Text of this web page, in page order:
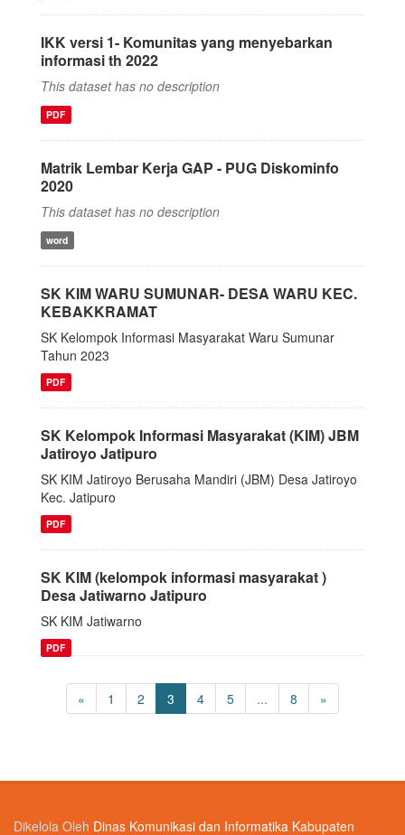
IKK versi 1- Komunitas yang menyebarkan
informasi th 2022
This dataset has no description
PDF
Matrik Lembar Kerja GAP - PUG Diskominfo
2020
This dataset has no description
word
SK KIM WARU SUMUNAR- DESA WARU KEC.
KEBAKKRAMAT
SK Kelompok Informasi Masyarakat Waru Sumunar
Tahun 2023
PDF
SK Kelompok Informasi Masyarakat (KIM) JBM
Jatiroyo Jatipuro
SK KIM Jatiroyo Berusaha Mandiri (JBM) Desa Jatiroyo
Kec. Jatipuro
PDF
SK KIM (kelompok informasi masyarakat )
Desa Jatiwarno Jatipuro
SK KIM Jatiwarno
PDF
« 1 2 3 4 5 ... 8 »
Dikelola Oleh Dinas Komunikasi dan Informatika Kabupaten